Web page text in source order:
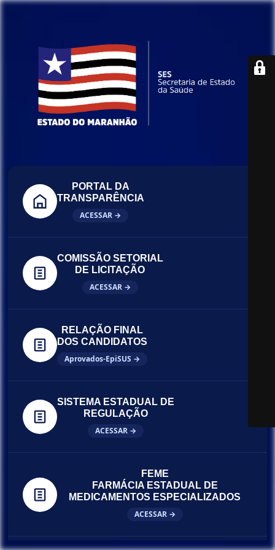
PORTAL DA
TRANSPARÊNCIA
ACESSAR →
COMISSÃO SETORIAL
DE LICITAÇÃO
ACESSAR →
RELAÇÃO FINAL
DOS CANDIDATOS
Aprovados-EpiSUS →
SISTEMA ESTADUAL DE
REGULAÇÃO
ACESSAR →
FEME
FARMÁCIA ESTADUAL DE
MEDICAMENTOS ESPECIALIZADOS
ACESSAR →